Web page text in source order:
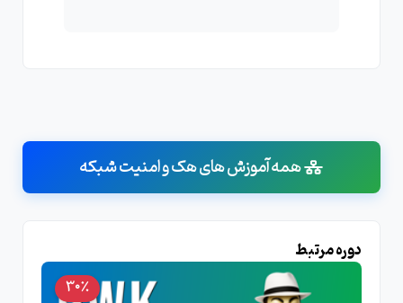
همه آموزش های هک و امنیت شبکه
دوره مرتبط
30٪